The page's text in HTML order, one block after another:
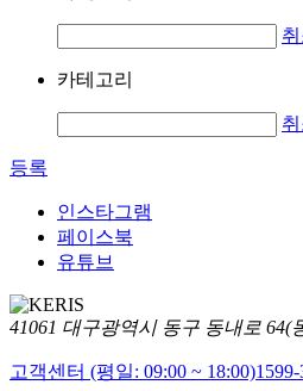
카테고리
등록
인스타그램
페이스북
유튜브
41061 대구광역시 동구 동내로 64(
고객센터 (평일: 09:00 ~ 18:00)